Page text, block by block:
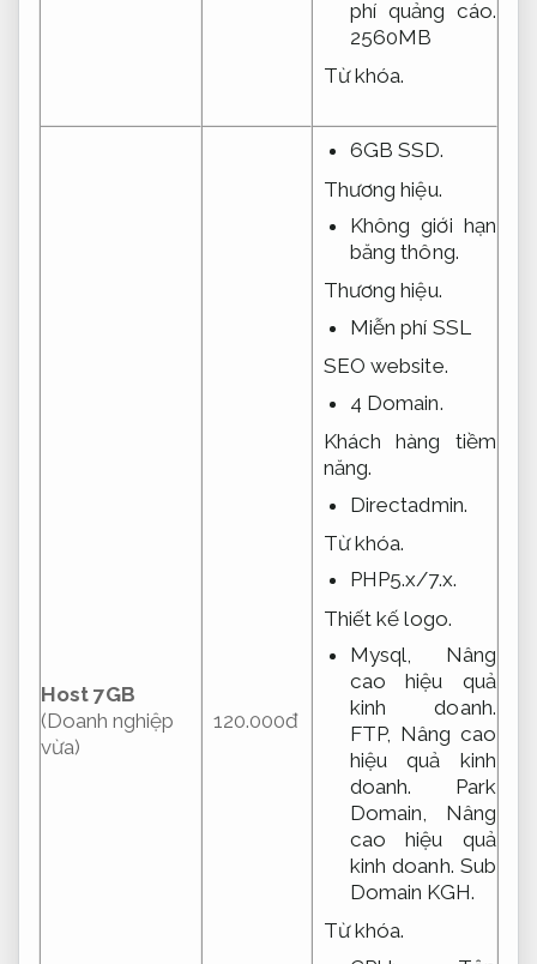
phí quảng cáo.
2560MB
Từ khóa.
Host 7GB
(Doanh nghiệp
vừa)
120.000đ
6GB SSD.
Thương hiệu.
Không giới hạn
băng thông.
Thương hiệu.
Miễn phí SSL
SEO website.
4 Domain.
Khách hàng tiềm
năng.
Directadmin.
Từ khóa.
PHP5.x/7.x.
Thiết kế logo.
Mysql, Nâng
cao hiệu quả
kinh doanh.
FTP, Nâng cao
hiệu quả kinh
doanh. Park
Domain, Nâng
cao hiệu quả
kinh doanh. Sub
Domain KGH.
Từ khóa.